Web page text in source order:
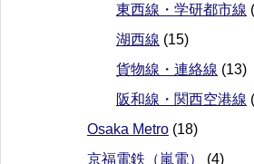
東西線・学研都市線
湖西線 (15)
貨物線・連絡線 (13)
阪和線・関西空港線
Osaka Metro (18)
京福電鉄（嵐電）
(4)